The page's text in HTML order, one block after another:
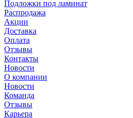
Подложки под ламинат
Распродажа
Акции
Доставка
Оплата
Отзывы
Контакты
Новости
О компании
Новости
Команда
Отзывы
Карьера